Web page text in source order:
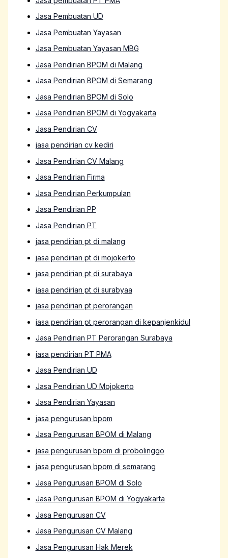
Jasa Pembuatan UD
Jasa Pembuatan Yayasan
Jasa Pembuatan Yayasan MBG
Jasa Pendirian BPOM di Malang
Jasa Pendirian BPOM di Semarang
Jasa Pendirian BPOM di Solo
Jasa Pendirian BPOM di Yogyakarta
Jasa Pendirian CV
jasa pendirian cv kediri
Jasa Pendirian CV Malang
Jasa Pendirian Firma
Jasa Pendirian Perkumpulan
Jasa Pendirian PP
Jasa Pendirian PT
jasa pendirian pt di malang
jasa pendirian pt di mojokerto
jasa pendirian pt di surabaya
jasa pendirian pt di surabyaa
jasa pendirian pt perorangan
jasa pendirian pt perorangan di kepanjenkidul
Jasa Pendirian PT Perorangan Surabaya
jasa pendirian PT PMA
Jasa Pendirian UD
Jasa Pendirian UD Mojokerto
Jasa Pendirian Yayasan
jasa pengurusan bpom
Jasa Pengurusan BPOM di Malang
jasa pengurusan bpom di probolinggo
jasa pengurusan bpom di semarang
Jasa Pengurusan BPOM di Solo
Jasa Pengurusan BPOM di Yogyakarta
Jasa Pengurusan CV
Jasa Pengurusan CV Malang
Jasa Pengurusan Hak Merek